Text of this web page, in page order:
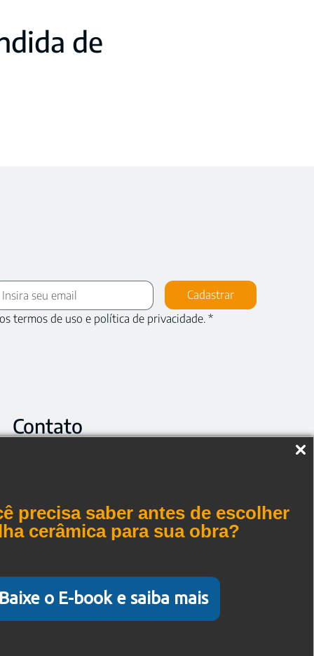
precisa saber antes de escolher
cerâmica para sua obra?
o E-book e saiba mais
de
Cadastrar
termos de uso e política de privacidade. *
Contato
atendimento@toptelha.com.br
Rodovia Anhangüera, km 184,6 - Distrito